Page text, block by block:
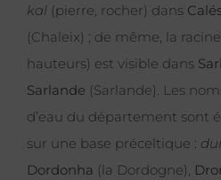
kal (pierre, rocher) dans
(Chaleix) ; de même, la racine
hauteurs) est visible dans
Sarlande (Sarlande). Les
d’eau du département sont
sur une base préceltique :
Dordonha (la Dordogne),